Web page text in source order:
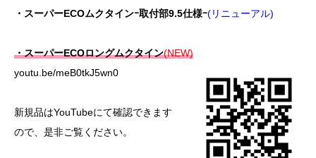
・スーパーECOムクタインｰ取付部9.5仕様ｰ(リニューアル)
・スーパーECOロングムクタイン(NEW)
youtu.be/meB0tkJ5wn0
新規品はYouTubeにて確認できます
ので、是非ご覧ください。